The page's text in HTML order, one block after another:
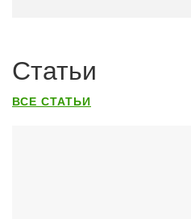
Статьи
ВСЕ СТАТЬИ